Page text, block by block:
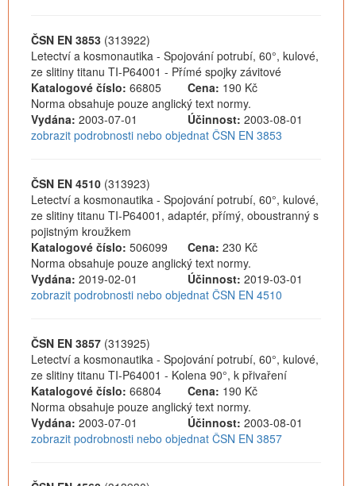
ČSN EN 3853 (313922)
Letectví a kosmonautika - Spojování potrubí, 60°, kulové,
ze slitiny titanu TI-P64001 - Přímé spojky závitové
Katalogové číslo: 66805 Cena: 190 Kč
Norma obsahuje pouze anglický text normy.
Vydána: 2003-07-01 Účinnost: 2003-08-01
zobrazit podrobnosti nebo objednat ČSN EN 3853
ČSN EN 4510 (313923)
Letectví a kosmonautika - Spojování potrubí, 60°, kulové,
ze slitiny titanu TI-P64001, adaptér, přímý, oboustranný s
pojistným kroužkem
Katalogové číslo: 506099 Cena: 230 Kč
Norma obsahuje pouze anglický text normy.
Vydána: 2019-02-01 Účinnost: 2019-03-01
zobrazit podrobnosti nebo objednat ČSN EN 4510
ČSN EN 3857 (313925)
Letectví a kosmonautika - Spojování potrubí, 60°, kulové,
ze slitiny titanu TI-P64001 - Kolena 90°, k přivaření
Katalogové číslo: 66804 Cena: 190 Kč
Norma obsahuje pouze anglický text normy.
Vydána: 2003-07-01 Účinnost: 2003-08-01
zobrazit podrobnosti nebo objednat ČSN EN 3857